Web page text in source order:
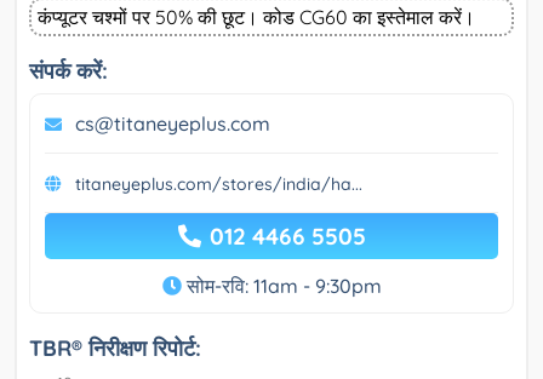
कंप्यूटर चश्मों पर 50% की छूट। कोड CG60 का इस्तेमाल करें।
संपर्क करें:
cs@titaneyeplus.com
titaneyeplus.com/stores/india/ha...
012 4466 5505
सोम-रवि: 11am - 9:30pm
TBR® निरीक्षण रिपोर्ट: